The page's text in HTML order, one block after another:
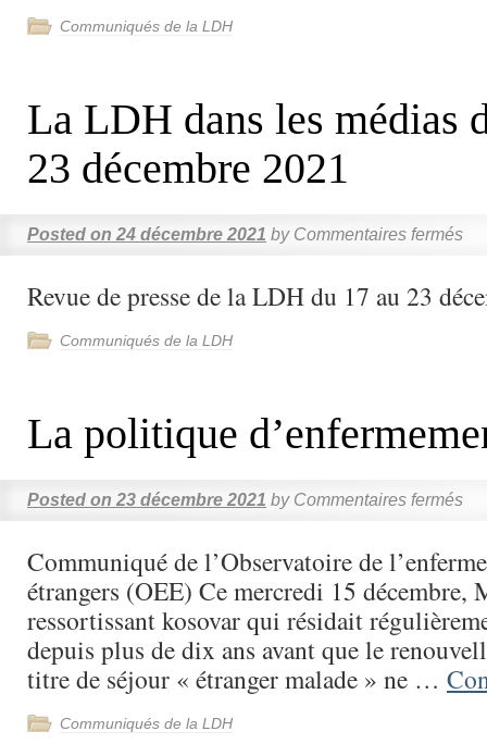
Communiqués de la LDH
La LDH dans les médias
23 décembre 2021
Posted on 24 décembre 2021 by Commentaires fermés
Revue de presse de la LDH du 17 au 23
Communiqués de la LDH
La politique
Posted on 23 décembre 2021 by Commentaires fermés
Communiqué de l’Observatoire de
étrangers (OEE) Ce mercredi 15 décembre,
ressortissant kosovar qui résidait
depuis plus de dix ans avant que le
titre de séjour « étranger malade » ne …
Communiqués de la LDH